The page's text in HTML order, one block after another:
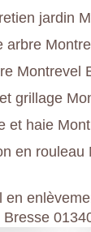
jardin
arbre
Montrevel
grillage
et haie
en rouleau
en